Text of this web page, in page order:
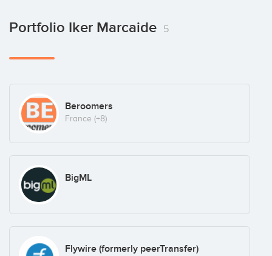
Portfolio Iker Marcaide 5
Beroomers
France (+8)
BigML
Flywire (formerly peerTransfer)